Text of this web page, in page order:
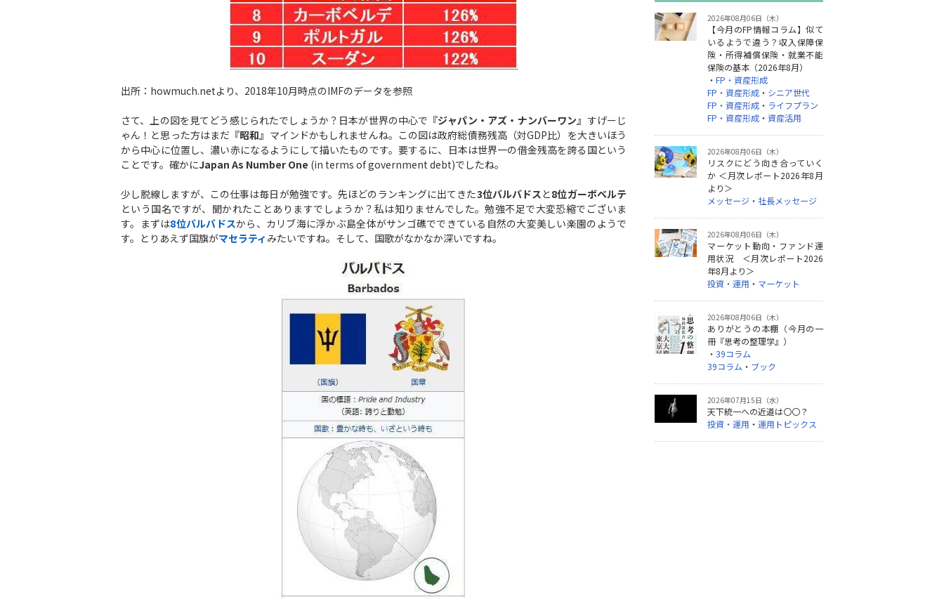
出所：howmuch.netより、2018年10月時点のIMFのデータを参照
さて、上の図を見てどう感じられたでしょうか？日本が世界の中心で 『ジャパン・アズ・ナンバーワン』 すげーじ
ゃん！と思った方はまだ 『昭和』 マインドかもしれませんね。この図は政府総債務残高（対GDP比）を大きいほう
から中心に位置し、濃い赤になるようにして描いたものです。要するに、日本は世界一の借金残高を誇る国という
ことです。確かにJapan As Number One (in terms of government debt)でしたね。
少し脱線しますが、この仕事は毎日が勉強です。先ほどのランキングに出てきた3位バルバドスと8位ガーボベルテ
という国名ですが、聞かれたことありますでしょうか？私は知りませんでした。勉強不足で大変恐縮でございま
す。まずは8位バルバ ドスから、カリブ海に浮かぶ島全体がサンゴ礁でできている自然の大変美しい楽園のようで
す。とりあえず国旗がマセラティ みたいですね。そして、国歌がなかなか深いですね。
2026年08月06日（木）
【今月のFP情報コラム】似て
いるようで違う？収入保障保
険・所得補償保険・就業不能
保険の基本（2026年8月）
・ FP・資産形成
FP・資産形成 ・ シニア世代
FP・資産形成 ・ ライフプラン
FP・資産形成 ・ 資産活用
2026年08月06日（木）
リスクにどう向き合っていく
か ＜月次レポート2026年8月
より＞
メッセージ ・ 社長メッセージ
2026年08月06日（木）
マーケット動向・ファンド運
用状況 ＜月次レポート2026
年8月より＞
投資・運用 ・ マーケット
2026年08月06日（木）
ありがとうの本棚（今月の一
冊『思考の整理学』）
・ 39コラム
39コラム ・ ブック
2026年07月15日（水）
天下統一への近道は〇〇？
投資・運用 ・ 運用トピックス